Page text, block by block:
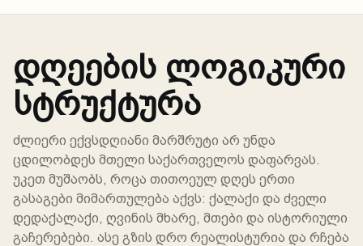
დღეების ლოგიკური
სტრუქტურა
ძლიერი ექვსდღიანი მარშრუტი არ უნდა
ცდილობდეს მთელი საქართველოს დაფარვას.
უკეთ მუშაობს, როცა თითოეულ დღეს ერთი
გასაგები მიმართულება აქვს: ქალაქი და ძველი
დედაქალაქი, ღვინის მხარე, მთები და ისტორიული
გაჩერებები. ასე გზის დრო რეალისტურია და რჩება